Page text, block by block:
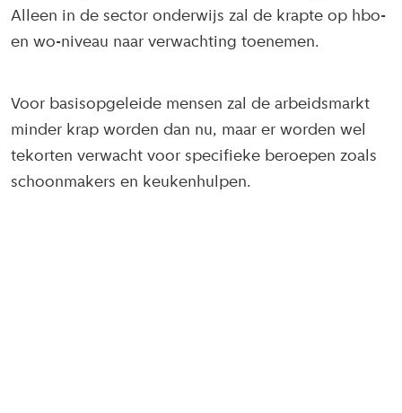
Alleen in de sector onderwijs zal de krapte op hbo-
en wo-niveau naar verwachting toenemen.
Voor basisopgeleide mensen zal de arbeidsmarkt
minder krap worden dan nu, maar er worden wel
tekorten verwacht voor specifieke beroepen zoals
schoonmakers en keukenhulpen.